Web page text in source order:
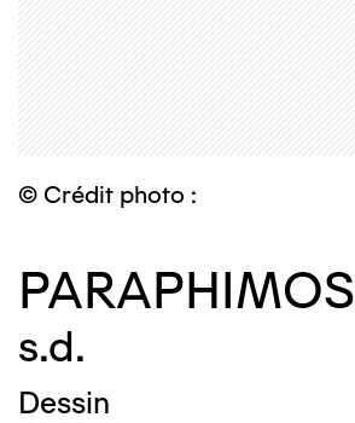
© Crédit photo :
PARAPHIMOS
s.d.
Dessin